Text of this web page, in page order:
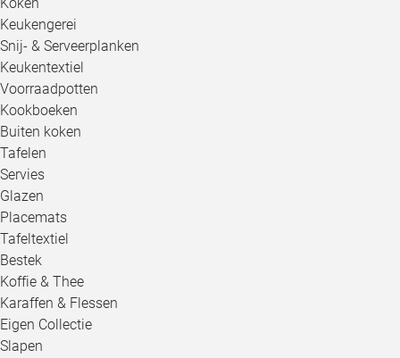
Keukengerei
Snij- & Serveerplanken
Keukentextiel
Voorraadpotten
Kookboeken
Buiten koken
Tafelen
Servies
Glazen
Placemats
Tafeltextiel
Bestek
Koffie & Thee
Karaffen & Flessen
Eigen Collectie
Slapen